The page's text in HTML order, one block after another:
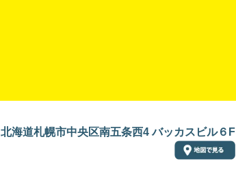
北海道札幌市中央区南五条西4 バッカスビル６F